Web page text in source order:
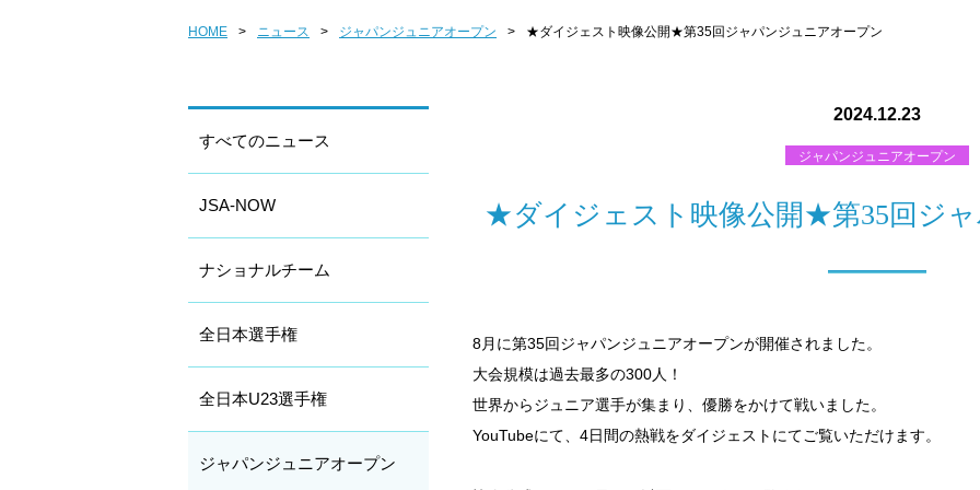
HOME > ニュース > ジャパンジュニアオープン > ★ダイジェスト映像公開★第35回ジャパンジュニアオープン
2024.12.23
ジャパンジュニアオープン
★ダイジェスト映像公開★第35回ジ
8月に第35回ジャパンジュニアオープンが開催されました。
大会規模は過去最多の300人！
世界からジュニア選手が集まり、優勝をかけて戦いました。
YouTubeにて、4日間の熱戦をダイジェストにてご覧いただけます。
すべてのニュース
JSA-NOW
ナショナルチーム
全日本選手権
全日本U23選手権
ジャパンジュニアオープン